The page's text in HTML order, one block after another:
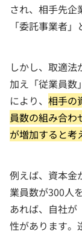
され、相手先企
「委託事業者
しかし、取適
加え「従業員数
により、 相手の
員数の組み合わ
が増加すると考
例えば、資本金
業員数が300人
あれば、自社が
性があります。